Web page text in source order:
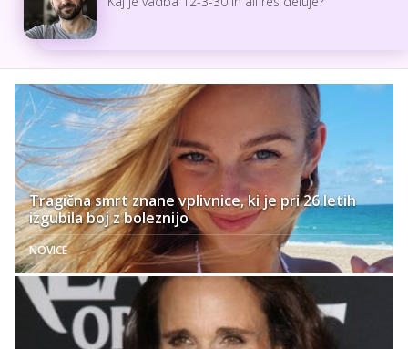
Tragična smrt znane vplivnice, ki je pri 26 letih
izgubila boj z boleznijo
NOVICE